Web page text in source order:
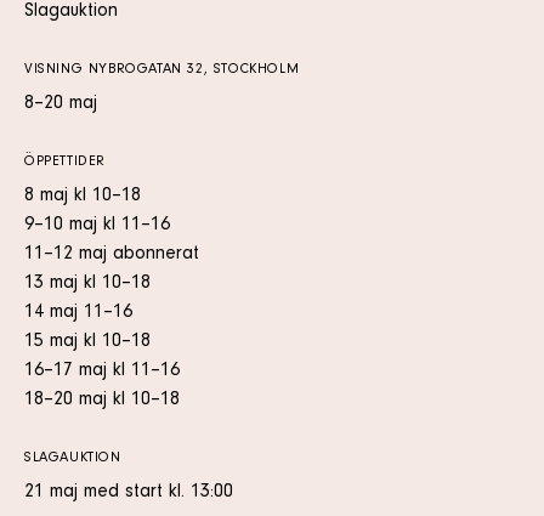
Slagauktion
VISNING NYBROGATAN 32, STOCKHOLM
8–20 maj
ÖPPETTIDER
8 maj kl 10–18
9–10 maj kl 11–16
11–12 maj abonnerat
13 maj kl 10–18
14 maj 11–16
15 maj kl 10–18
16–17 maj kl 11–16
18–20 maj kl 10–18
SLAGAUKTION
21 maj med start kl. 13:00